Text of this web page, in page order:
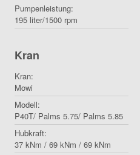
Pumpenleistung:
195 liter/1500 rpm
Kran
Kran:
Mowi
Modell:
P40T/ Palms 5.75/ Palms 5.85
Hubkraft:
37 kNm / 69 kNm / 69 kNm